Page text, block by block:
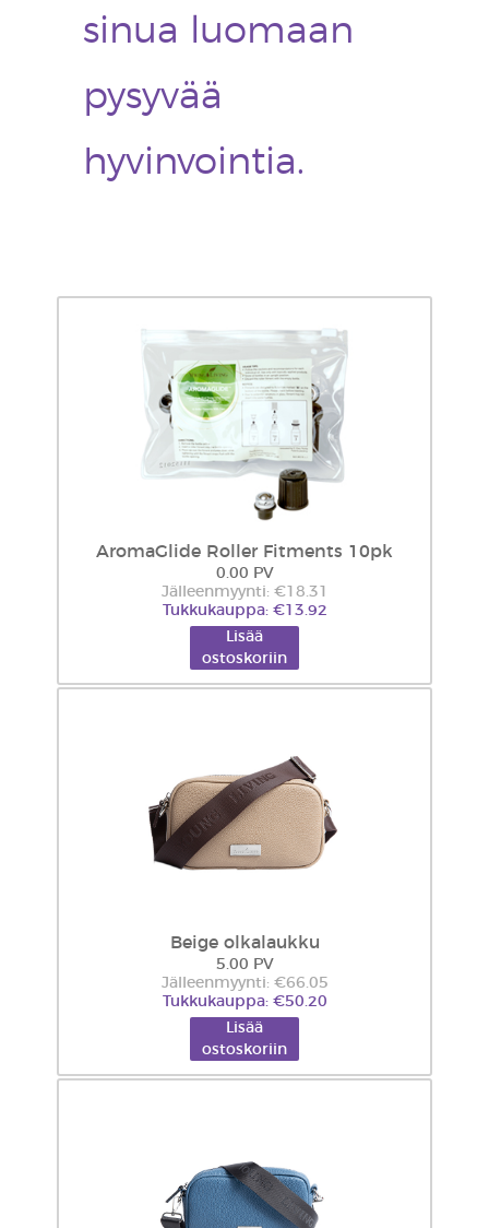
sinua luomaan
pysyvää
hyvinvointia.
AromaGlide Roller Fitments 10pk
0.00 PV
Jälleenmyynti: €18.31
Tukkukauppa: €13.92
Lisää
ostoskoriin
Beige olkalaukku
5.00 PV
Jälleenmyynti: €66.05
Tukkukauppa: €50.20
Lisää
ostoskoriin